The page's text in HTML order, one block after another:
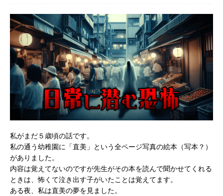
私がまだ５歳頃の話です。
私の通う幼稚園に「直美」という全ページ写真の絵本（写本？）
がありました。
内容は覚えてないのですが先生がその本を読んで聞かせてくれる
ときは、怖くて泣き出す子がいたことは覚えてます。
ある夜、私は直美の夢を見ました。